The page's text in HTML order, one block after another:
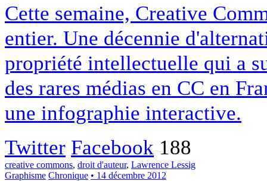
Cette semaine, Creative
entier. Une décennie
propriété intellectuelle qui a
des rares médias en CC en
une infographie interactive.
Twitter Facebook 188
creative commons, droit d'auteur, Lawrence Lessig
Graphisme Chronique • 14 décembre 2012